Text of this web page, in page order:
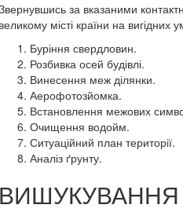
за вказаними
великому місті країни на вигідних
Буріння свердловин.
Розбивка осей будівлі.
Винесення меж ділянки.
Аерофотозйомка.
Встановлення межових
Очищення водойм.
Ситуаційний план території.
Аналіз ґрунту.
ВИШУКУВАННЯ